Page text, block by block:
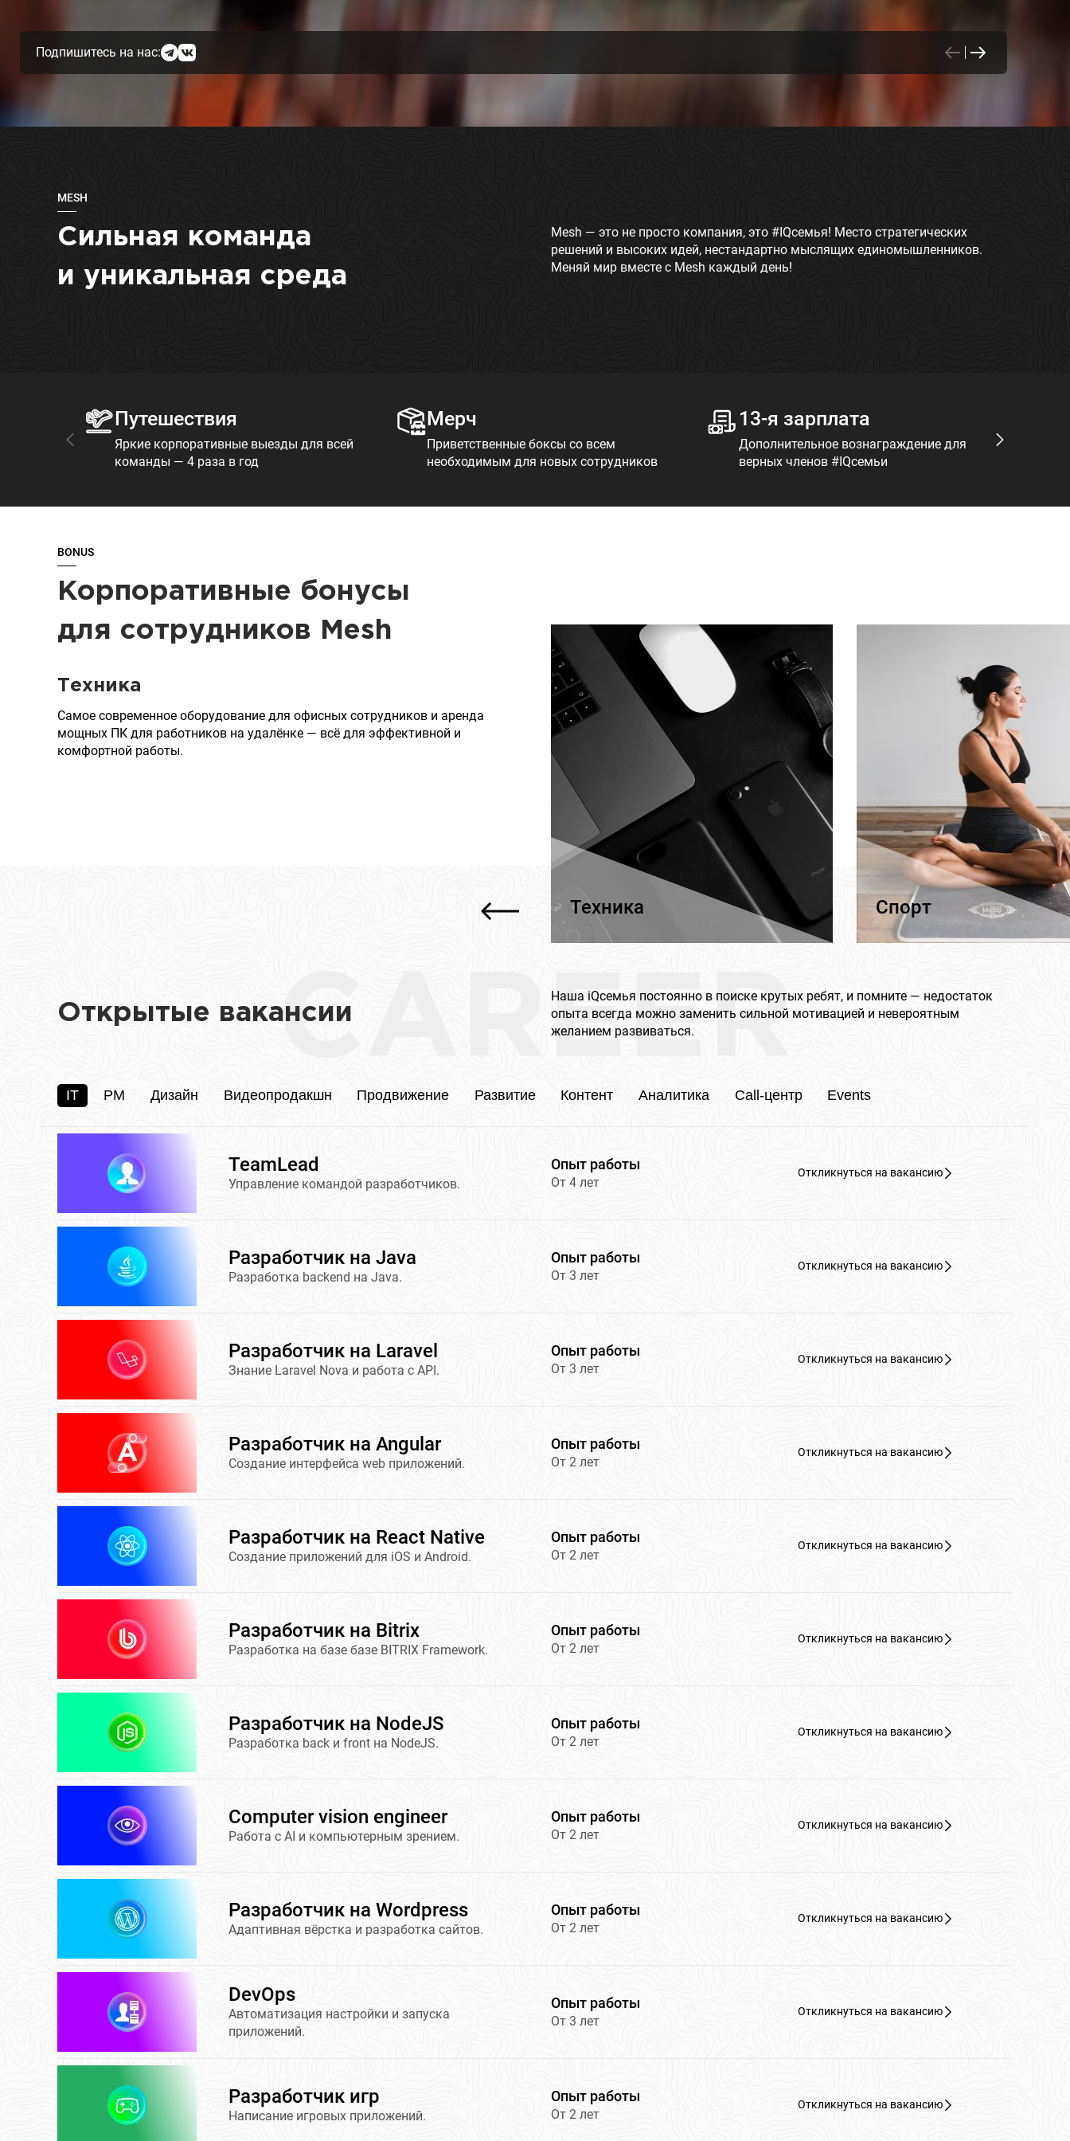
Подпишитесь на нас:
MESH
Сильная команда
и уникальная среда
Mesh — это не просто компания, это #IQсемья! Место стратегических
решений и высоких идей, нестандартно мыслящих единомышленников.
Меняй мир вместе с Mesh каждый день!
Путешествия
Яркие корпоративные выезды для всей
команды — 4 раза в год
Мерч
Приветственные боксы со всем
необходимым для новых сотрудников
13-я зарплата
Дополнительное вознаграждение для
верных членов #IQсемьи
BONUS
Корпоративные бонусы
для сотрудников Mesh
Техника
Самое современное оборудование для офисных сотрудников и аренда
мощных ПК для работников на удалёнке — всё для эффективной и
комфортной работы.
Техника Спорт
CAREER
Открытые вакансии
Наша iQсемья постоянно в поиске крутых ребят, и помните — недостаток
опыта всегда можно заменить сильной мотивацией и невероятным
желанием развиваться.
IT PM Дизайн Видеопродакшн Продвижение Развитие Контент Аналитика Call-центр Events
TeamLead
Управление командой разработчиков.
Опыт работы
От 4 лет
Откликнуться на вакансию
Разработчик на Java
Разработка backend на Java.
Опыт работы
От 3 лет
Откликнуться на вакансию
Разработчик на Laravel
Знание Laravel Nova и работа с API.
Опыт работы
От 3 лет
Откликнуться на вакансию
Разработчик на Angular
Создание интерфейса web приложений.
Опыт работы
От 2 лет
Откликнуться на вакансию
Разработчик на React Native
Создание приложений для iOS и Android.
Опыт работы
От 2 лет
Откликнуться на вакансию
Разработчик на Bitrix
Разработка на базе базе BITRIX Framework.
Опыт работы
От 2 лет
Откликнуться на вакансию
Разработчик на NodeJS
Разработка back и front на NodeJS.
Опыт работы
От 2 лет
Откликнуться на вакансию
Сomputer vision engineer
Работа с AI и компьютерным зрением.
Опыт работы
От 2 лет
Откликнуться на вакансию
Разработчик на Wordpress
Адаптивная вёрстка и разработка сайтов.
Опыт работы
От 2 лет
Откликнуться на вакансию
DevOps
Автоматизация настройки и запуска
приложений.
Опыт работы
От 3 лет
Откликнуться на вакансию
Разработчик игр
Написание игровых приложений.
Опыт работы
От 2 лет
Откликнуться на вакансию